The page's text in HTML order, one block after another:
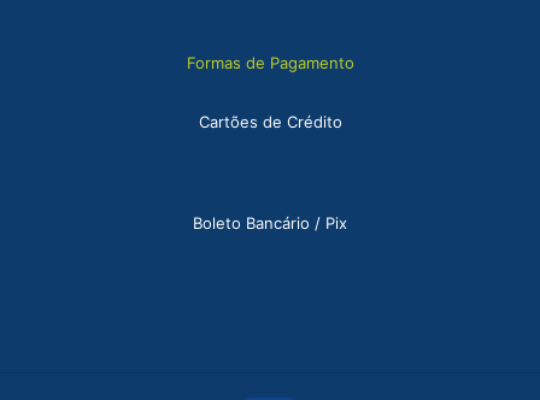
Formas de Pagamento
Cartões de Crédito
Boleto Bancário / Pix